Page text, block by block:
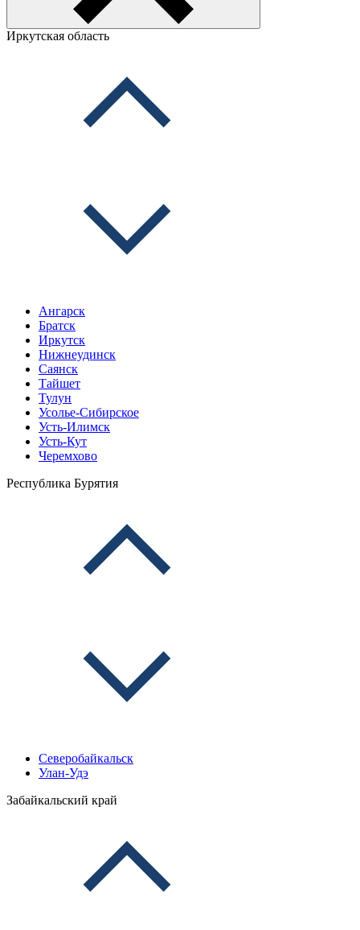
Иркутская область
Ангарск
Братск
Иркутск
Нижнеудинск
Саянск
Тайшет
Тулун
Усолье-Сибирское
Усть-Илимск
Усть-Кут
Черемхово
Республика Бурятия
Северобайкальск
Улан-Удэ
Забайкальский край